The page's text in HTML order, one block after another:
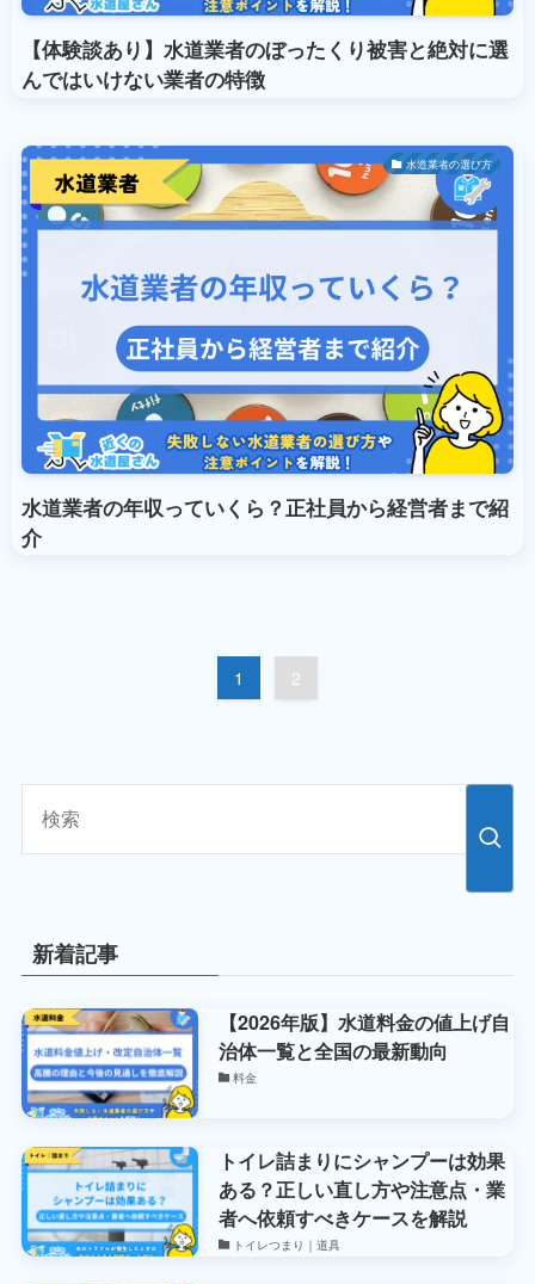
【体験談あり】水道業者のぼったくり被害と絶対に選
んではいけない業者の特徴
水道業者の選び方
水道業者の年収っていくら？正社員から経営者まで紹
介
1 2
新着記事
【2026年版】水道料金の値上げ自
治体一覧と全国の最新動向
料金
トイレ詰まりにシャンプーは効果
ある？正しい直し方や注意点・業
者へ依頼すべきケースを解説
トイレつまり｜道具